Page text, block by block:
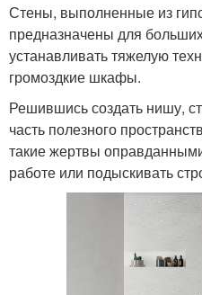
Стены, выполненные из
предназначены для
устанавливать тяжелую
громоздкие шкафы.
Решившись создать нишу,
часть полезного
такие жертвы
работе или подыскивать